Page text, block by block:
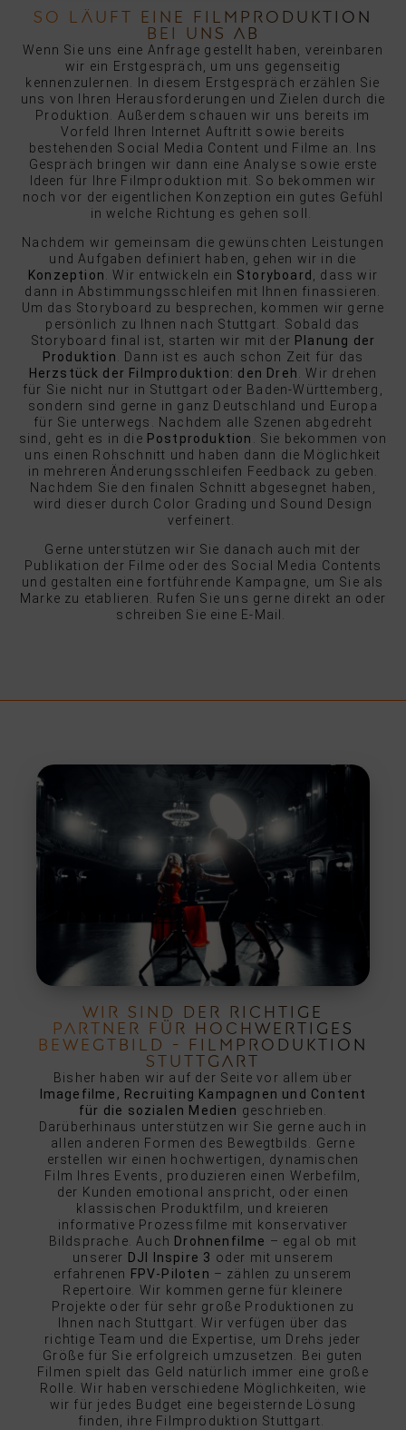
SO LÄUFT EINE FILMPRODUKTION
BEI UNS AB
Wenn Sie uns eine Anfrage gestellt haben, vereinbaren
wir ein Erstgespräch, um uns gegenseitig
kennenzulernen. In diesem Erstgespräch erzählen Sie
uns von Ihren Herausforderungen und Zielen durch die
Produktion. Außerdem schauen wir uns bereits im
Vorfeld Ihren Internet Auftritt sowie bereits
bestehenden Social Media Content und Filme an. Ins
Gespräch bringen wir dann eine Analyse sowie erste
Ideen für Ihre Filmproduktion mit. So bekommen wir
noch vor der eigentlichen Konzeption ein gutes Gefühl
in welche Richtung es gehen soll.
Nachdem wir gemeinsam die gewünschten Leistungen
und Aufgaben definiert haben, gehen wir in die
Konzeption
. Wir entwickeln ein Storyboard
, dass wir
dann in Abstimmungsschleifen mit Ihnen finassieren.
Um das Storyboard zu besprechen, kommen wir gerne
persönlich zu Ihnen nach Stuttgart. Sobald das
Storyboard final ist, starten wir mit der Planung der
Produktion
. Dann ist es auch schon Zeit für das
Herzstück der Filmproduktion: den Dreh
. Wir drehen
für Sie nicht nur in Stuttgart oder Baden-Württemberg,
sondern sind gerne in ganz Deutschland und Europa
für Sie unterwegs. Nachdem alle Szenen abgedreht
sind, geht es in die Postproduktion
. Sie bekommen von
uns einen Rohschnitt und haben dann die Möglichkeit
in mehreren Änderungsschleifen Feedback zu geben.
Nachdem Sie den finalen Schnitt abgesegnet haben,
wird dieser durch Color Grading und Sound Design
verfeinert.
Gerne unterstützen wir Sie danach auch mit der
Publikation der Filme oder des Social Media Contents
und gestalten eine fortführende Kampagne, um Sie als
Marke zu etablieren. Rufen Sie uns gerne direkt an oder
schreiben Sie eine E-Mail.
WIR SIND DER RICHTIGE
PARTNER FÜR HOCHWERTIGES
BEWEGTBILD - FILMPRODUKTION
STUTTGART
Bisher haben wir auf der Seite vor allem über
Imagefilme, Recruiting Kampagnen und Content
für die sozialen Medien geschrieben.
Darüberhinaus unterstützen wir Sie gerne auch in
allen anderen Formen des Bewegtbilds. Gerne
erstellen wir einen hochwertigen, dynamischen
Film Ihres Events, produzieren einen Werbefilm,
der Kunden emotional anspricht, oder einen
klassischen Produktfilm, und kreieren
informative Prozessfilme mit konservativer
Bildsprache. Auch Drohnenfilme – egal ob mit
unserer DJI Inspire 3 oder mit unserem
erfahrenen FPV-Piloten – zählen zu unserem
Repertoire. Wir kommen gerne für kleinere
Projekte oder für sehr große Produktionen zu
Ihnen nach Stuttgart. Wir verfügen über das
richtige Team und die Expertise, um Drehs jeder
Größe für Sie erfolgreich umzusetzen. Bei guten
Filmen spielt das Geld natürlich immer eine große
Rolle. Wir haben verschiedene Möglichkeiten, wie
wir für jedes Budget eine begeisternde Lösung
finden, ihre Filmproduktion Stuttgart.